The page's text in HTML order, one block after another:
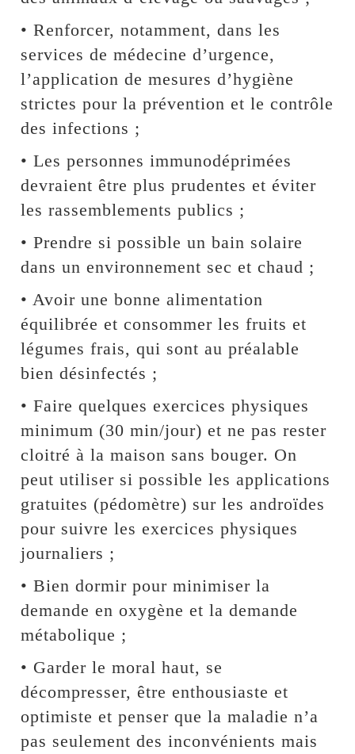
• Renforcer, notamment, dans les
services de médecine d’urgence,
l’application de mesures d’hygiène
strictes pour la prévention et le contrôle
des infections ;
• Les personnes immunodéprimées
devraient être plus prudentes et éviter
les rassemblements publics ;
• Prendre si possible un bain solaire
dans un environnement sec et chaud ;
• Avoir une bonne alimentation
équilibrée et consommer les fruits et
légumes frais, qui sont au préalable
bien désinfectés ;
• Faire quelques exercices physiques
minimum (30 min/jour) et ne pas rester
cloitré à la maison sans bouger. On
peut utiliser si possible les applications
gratuites (pédomètre) sur les androïdes
pour suivre les exercices physiques
journaliers ;
• Bien dormir pour minimiser la
demande en oxygène et la demande
métabolique ;
• Garder le moral haut, se
décompresser, être enthousiaste et
optimiste et penser que la maladie n’a
pas seulement des inconvénients mais